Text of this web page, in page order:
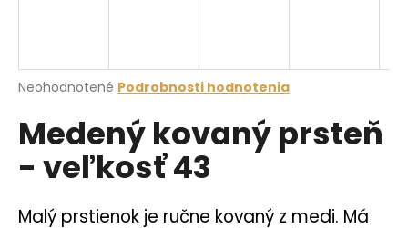
Priemerné
produktu
je
z
hviezdičiek.
Neohodnotené Podrobnosti hodnotenia
Medený kovaný prsteň
- veľkosť 43
Malý prstienok je ručne kovaný z medi. Má
s
ť
?
HĽADAŤ